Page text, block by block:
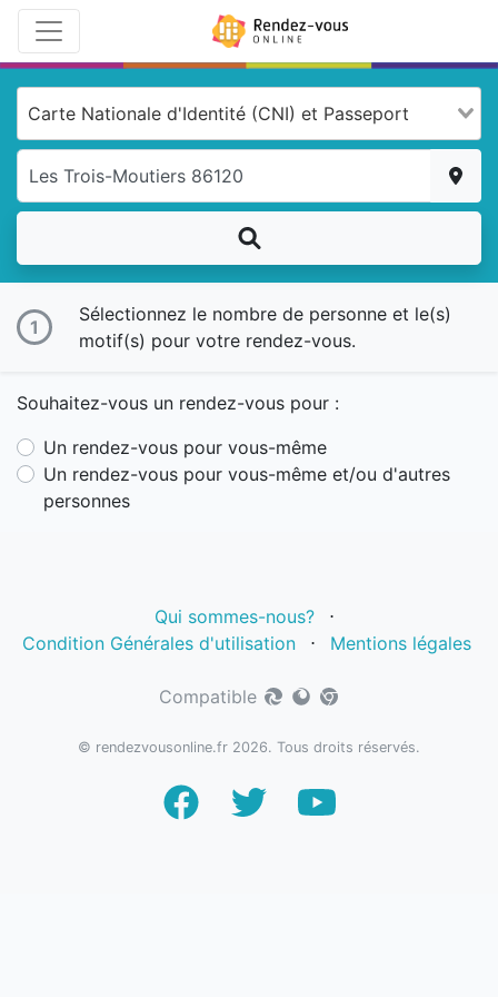
Carte Nationale d'Identité (CNI) et Passeport
1
Sélectionnez le nombre de personne et le(s)
motif(s) pour votre rendez-vous.
Souhaitez-vous un rendez-vous pour :
Un rendez-vous pour vous-même
Un rendez-vous pour vous-même et/ou d'autres
personnes
Qui sommes-nous?
⋅
Condition Générales d'utilisation
⋅ Mentions légales
Compatible
© rendezvousonline.fr 2026. Tous droits réservés.